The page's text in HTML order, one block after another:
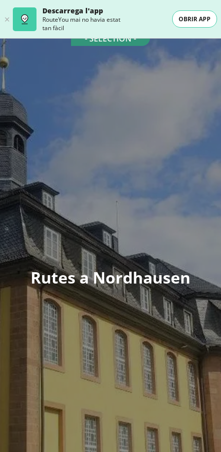
Descarrega l'app
RouteYou mai no havia estat
tan fàcil
OBRIR APP
- SELECTION -
Rutes a Nordhausen